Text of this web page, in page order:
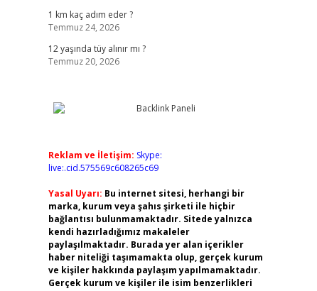
1 km kaç adım eder ?
Temmuz 24, 2026
12 yaşında tüy alınır mı ?
Temmuz 20, 2026
Reklam ve İletişim: Skype:
live:.cid.575569c608265c69
Yasal Uyarı: Bu internet sitesi, herhangi bir
marka, kurum veya şahıs şirketi ile hiçbir
bağlantısı bulunmamaktadır. Sitede yalnızca
kendi hazırladığımız makaleler
paylaşılmaktadır. Burada yer alan içerikler
haber niteliği taşımamakta olup, gerçek kurum
ve kişiler hakkında paylaşım yapılmamaktadır.
Gerçek kurum ve kişiler ile isim benzerlikleri